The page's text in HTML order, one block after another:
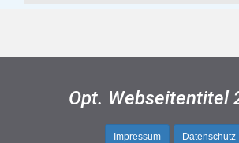
Opt. Webseitentitel
Impressum Datenschutz